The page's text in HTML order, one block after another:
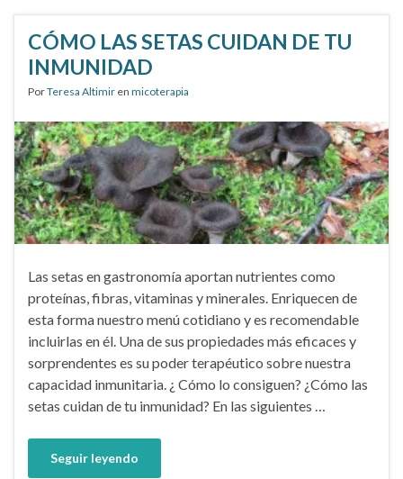
CÓMO LAS SETAS CUIDAN DE TU
INMUNIDAD
PorTeresa Altimir en micoterapia
Las setas en gastronomía aportan nutrientes como
proteínas, fibras, vitaminas y minerales. Enriquecen de
esta forma nuestro menú cotidiano y es recomendable
incluirlas en él. Una de sus propiedades más eficaces y
sorprendentes es su poder terapéutico sobre nuestra
capacidad inmunitaria. ¿ Cómo lo consiguen? ¿Cómo las
setas cuidan de tu inmunidad? En las siguientes …
Seguir leyendo